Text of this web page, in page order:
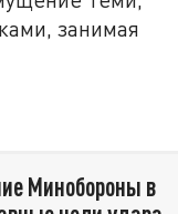
занимая
Минобороны в